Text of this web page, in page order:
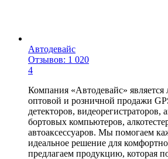
Автодевайс
Отзывов: 1 020
4
Компания «Автодевайс» является
оптовой и розничной продажи
детекторов, видеорегистраторов,
бортовых компьютеров,
автоаксессуаров. Мы помогаем
идеальное решение для
предлагаем продукцию, которая